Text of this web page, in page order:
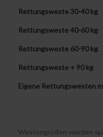
Rettungsweste 30-40 kg
Rettungsweste 40-60 kg
Rettungsweste 60-90 kg
Rettungsweste + 90 kg
Eigene Rettungswesten
Westengrößen werden